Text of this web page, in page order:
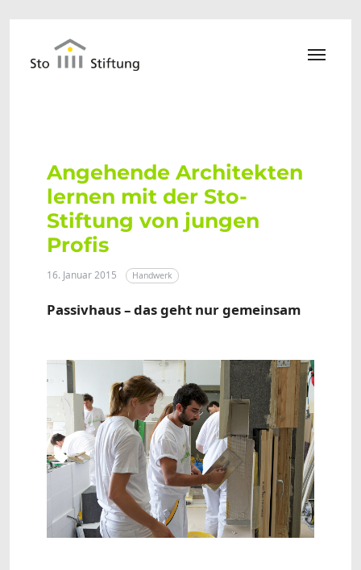
Angehende Architekten
lernen mit der Sto-
Stiftung von jungen
Profis
16. Januar 2015 Handwerk
Passivhaus – das geht nur gemeinsam